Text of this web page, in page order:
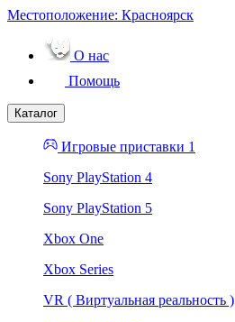
Местоположение: Красноярск
О нас
Помощь
Каталог
Игровые приставки 1
Sony PlayStation 4
Sony PlayStation 5
Xbox One
Xbox Series
VR ( Виртуальная реальность )